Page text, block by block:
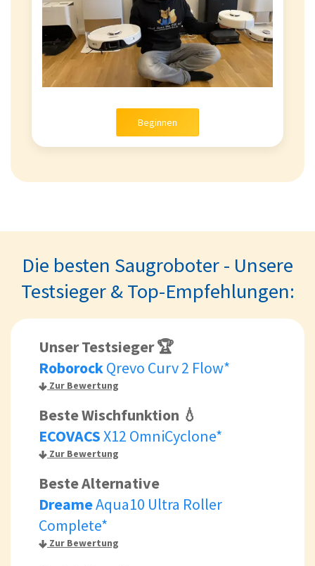
Beginnen
Die besten Saugroboter - Unsere
Testsieger & Top-Empfehlungen:
Unser Testsieger 🏆
RoborockQrevo Curv 2 Flow*
Zur Bewertung
Beste Wischfunktion 💧
ECOVACSX12 OmniCyclone*
Zur Bewertung
Beste Alternative
DreameAqua10 Ultra Roller
Complete*
Zur Bewertung